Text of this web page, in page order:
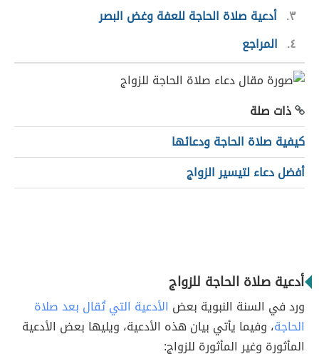
٣ أدعية صلاة الحاجة للعفة وغض البصر
٤
المراجع
ذات صلة
كيفية صلاة الحاجة ودعائها
أفضل دعاء لتيسير الزواج
أدعية صلاة الحاجة للزواج
ورد في السنة النبوية بعض الأدعية التي تُقال بعد صلاة
الحاجة، وفيما يأتي بيان هذه الأدعية، ويليها بعض الأدعية
المأثورة وغير المأثورة للزواج: